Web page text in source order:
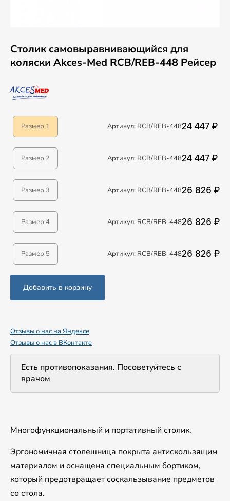
Столик самовыравнивающийся для
коляски Akces-Med RCB/REB-448 Рейсер
Размер 1 Артикул: RCB/REB-44824 447 ₽
Размер 2 Артикул: RCB/REB-44824 447 ₽
Размер 3 Артикул: RCB/REB-44826 826 ₽
Размер 4 Артикул: RCB/REB-44826 826 ₽
Размер 5 Артикул: RCB/REB-44826 826 ₽
Добавить в корзину
Отзывы о нас на Яндексе
Отзывы о нас в ВКонтакте
Есть противопоказания. Посоветуйтесь с
врачом
Многофункциональный и портативный столик.
Эргономичная столешница покрыта антискользящим
материалом и оснащена специальным бортиком,
который предотвращает соскальзывание предметов
со стола.